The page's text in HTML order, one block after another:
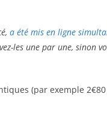
a été mis en ligne
les une par une, sinon
(par exemple